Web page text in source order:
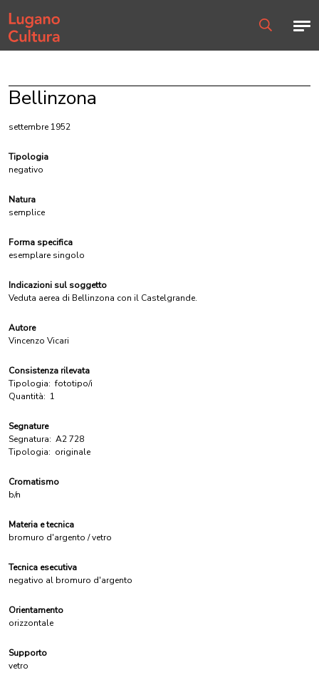
Home page
Bellinzona
settembre 1952
Tipologia
negativo
Natura
semplice
Forma specifica
esemplare singolo
Indicazioni sul soggetto
Veduta aerea di Bellinzona con il Castelgrande.
Autore
Vincenzo Vicari
Consistenza rilevata
Tipologia: fototipo/i
Quantità: 1
Segnature
Segnatura: A2 728
Tipologia: originale
Cromatismo
b/n
Materia e tecnica
bromuro d'argento / vetro
Tecnica esecutiva
negativo al bromuro d'argento
Orientamento
orizzontale
Supporto
vetro